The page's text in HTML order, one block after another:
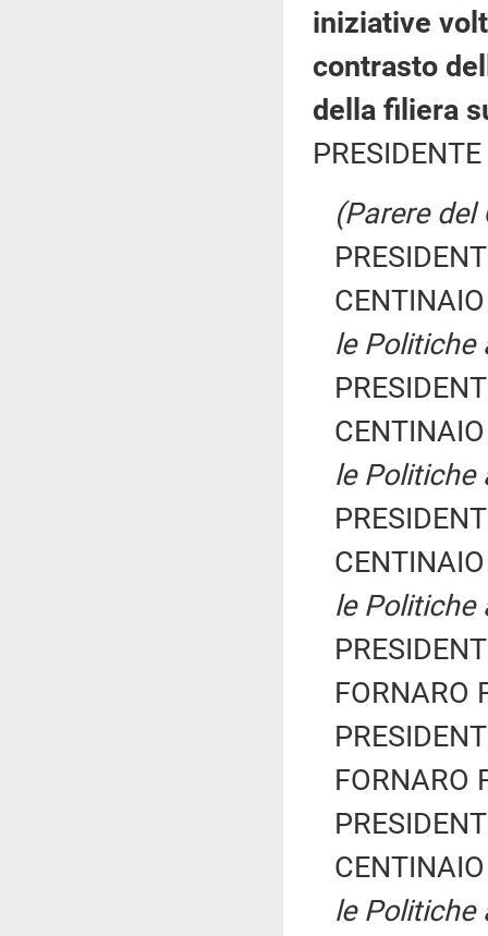
iniziative
contrasto
della filiera
(Parere del
le Politiche
le Politiche
le Politiche
FORNARO
FORNARO
le Politiche